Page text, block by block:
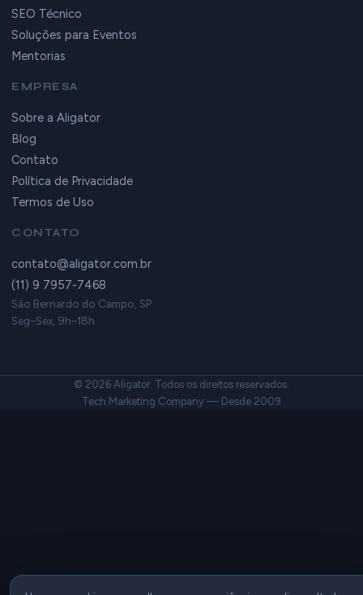
SEO Técnico
Soluções para Eventos
Mentorias
EMPRESA
Sobre a Aligator
Blog
Contato
Política de Privacidade
Termos de Uso
CONTATO
contato@aligator.com.br
(11) 9 7957-7468
São Bernardo do Campo, SP
Seg–Sex, 9h–18h
© 2026 Aligator. Todos os direitos reservados.
Tech Marketing Company — Desde 2009